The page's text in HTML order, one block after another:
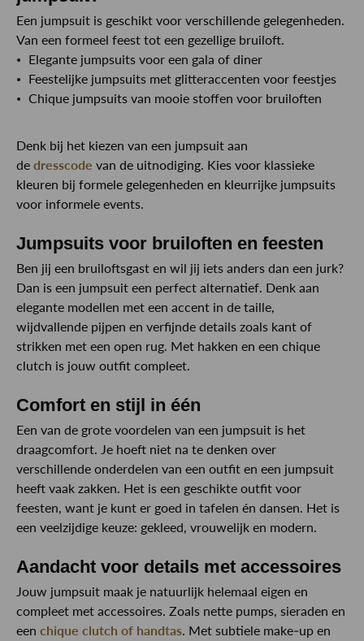
Een jumpsuit is geschikt voor verschillende gelegenheden.
Van een formeel feest tot een gezellige bruiloft.
Elegante jumpsuits voor een gala of diner
Feestelijke jumpsuits met glitteraccenten voor feestjes
Chique jumpsuits van mooie stoffen voor bruiloften
Denk bij het kiezen van een jumpsuit aan
de dresscode van de uitnodiging. Kies voor klassieke
kleuren bij formele gelegenheden en kleurrijke jumpsuits
voor informele events.
Jumpsuits voor bruiloften en feesten
Ben jij een bruiloftsgast en wil jij iets anders dan een jurk?
Dan is een jumpsuit een perfect alternatief. Denk aan
elegante modellen met een accent in de taille,
wijdvallende pijpen en verfijnde details zoals kant of
strikken met een open rug. Met hakken en een chique
clutch is jouw outfit compleet.
Comfort en stijl in één
Een van de grote voordelen van een jumpsuit is het
draagcomfort. Je hoeft niet na te denken over
verschillende onderdelen van een outfit en een jumpsuit
heeft vaak zakken. Het is een geschikte outfit voor
feesten, want je kunt er goed in tafelen én dansen. Het is
een veelzijdige keuze: gekleed, vrouwelijk en modern.
Aandacht voor details met accessoires
Jouw jumpsuit maak je natuurlijk helemaal eigen en
compleet met accessoires. Zoals nette pumps, sieraden en
een chique clutch of handtas. Met subtiele make-up en